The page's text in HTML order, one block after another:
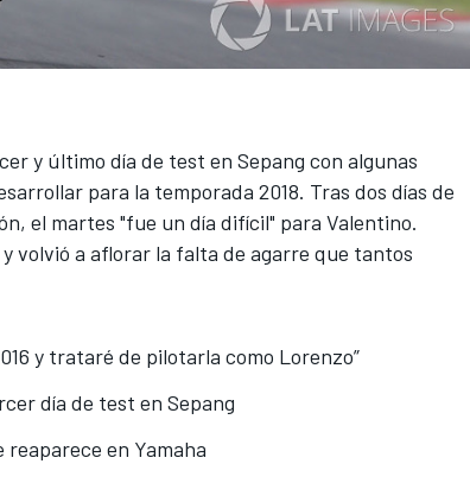
y último día de test en Sepang con algunas
para la temporada 2018. Tras dos días de
el martes "fue un día difícil" para Valentino.
volvió a aflorar la falta de agarre que tantos
y trataré de pilotarla como Lorenzo”
día de test en Sepang
en Yamaha